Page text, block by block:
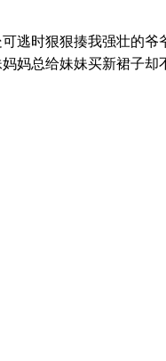
逃时狠狠揍我强壮的
妈总给妹妹买新裙子